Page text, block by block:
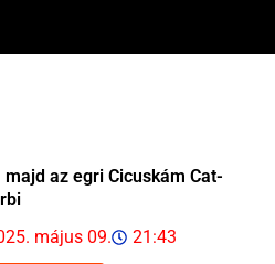
az egri Cicuskám Cat-
május 09. 21:43